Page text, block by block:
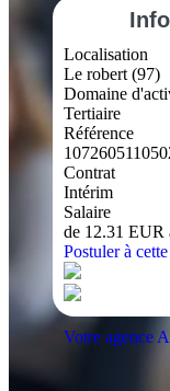
Localisation
Le robert (97)
Domaine
Tertiaire
Référence
Contrat
Intérim
Salaire
de 12.31
Postuler à
Votre agence